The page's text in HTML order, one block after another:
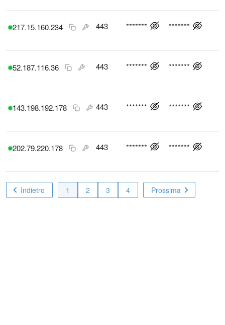
217.15.160.234 443 ******* *******
52.187.116.36 443 ******* *******
143.198.192.178 443 ******* *******
202.79.220.178 443 ******* *******
Indietro 1 2 3 4 Prossima